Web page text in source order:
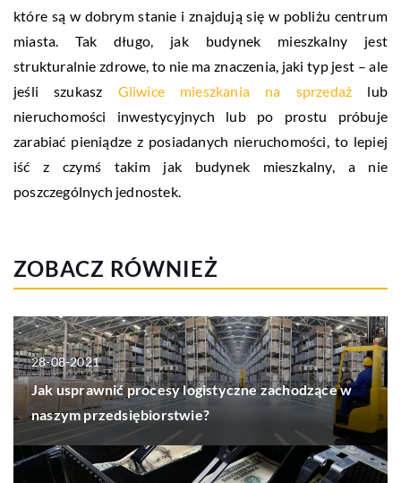
które są w dobrym stanie i znajdują się w pobliżu centrum
miasta. Tak długo, jak budynek mieszkalny jest
strukturalnie zdrowe, to nie ma znaczenia, jaki typ jest – ale
jeśli szukasz Gliwice mieszkania na sprzedaż lub
nieruchomości inwestycyjnych lub po prostu próbuje
zarabiać pieniądze z posiadanych nieruchomości, to lepiej
iść z czymś takim jak budynek mieszkalny, a nie
poszczególnych jednostek.
ZOBACZ RÓWNIEŻ
28-08-2021
Jak usprawnić procesy logistyczne zachodzące w
naszym przedsiębiorstwie?